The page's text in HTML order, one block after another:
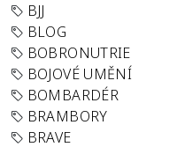
BJJ
BLOG
BOBRONUTRIE
BOJOVÉ UMĚNÍ
BOMBARDÉR
BRAMBORY
BRAVE